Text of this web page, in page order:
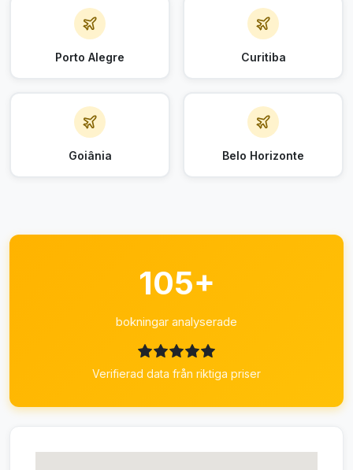
Porto Alegre Curitiba
Goiânia Belo Horizonte
105+
bokningar analyserade
Verifierad data från riktiga priser